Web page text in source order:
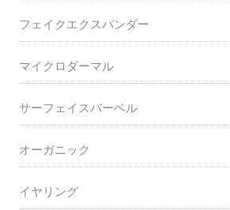
フェイクエクスパンダー
マイクロダーマル
サーフェイスバーベル
オーガニック
イヤリング